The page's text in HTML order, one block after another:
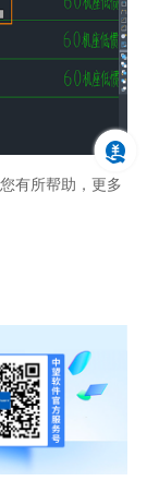
有所帮助，更多